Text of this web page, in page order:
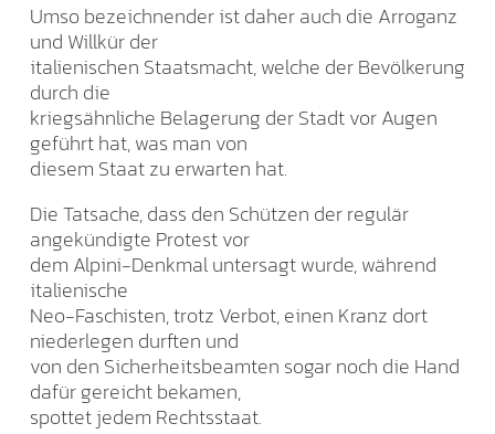
Umso bezeichnender ist daher auch die Arroganz
und Willkür der
italienischen Staatsmacht, welche der Bevölkerung
durch die
kriegsähnliche Belagerung der Stadt vor Augen
geführt hat, was man von
diesem Staat zu erwarten hat.
Die Tatsache, dass den Schützen der regulär
angekündigte Protest vor
dem Alpini-Denkmal untersagt wurde, während
italienische
Neo-Faschisten, trotz Verbot, einen Kranz dort
niederlegen durften und
von den Sicherheitsbeamten sogar noch die Hand
dafür gereicht bekamen,
spottet jedem Rechtsstaat.